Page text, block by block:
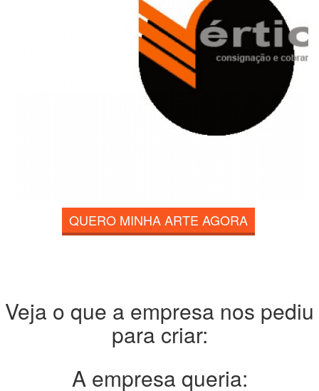
QUERO MINHA ARTE AGORA
Veja o que a empresa nos pediu
para criar:
A empresa queria: